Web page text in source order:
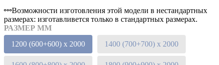
Возможности изготовления этой модели в нестандартных
размерах: изготавливется только в стандартных размерах.
РАЗМЕР ММ
1200 (600+600) х 2000
1400 (700+700) х 2000